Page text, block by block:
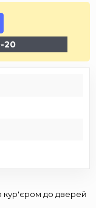
20
кур'єром до дверей